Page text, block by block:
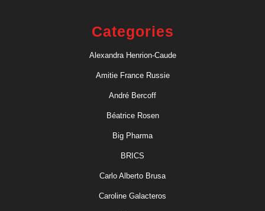
Categories
Alexandra Henrion-Caude
Amitie France Russie
André Bercoff
Béatrice Rosen
Big Pharma
BRICS
Carlo Alberto Brusa
Caroline Galacteros